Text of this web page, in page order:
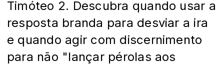
Timóteo 2. Descubra quando usar a
resposta branda para desviar a ira
e quando agir com discernimento
para não "lançar pérolas aos